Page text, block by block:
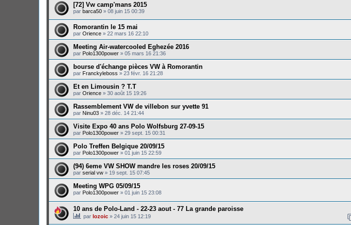
[72] Vw camp'mans 2015
par barca50 » 08 juin 15 00:39
Romorantin le 15 mai
par Orience » 22 mars 16 22:10
Meeting Air-watercooled Eghezée 2016
par Polo1300power » 05 mars 16 21:36
bourse d'échange pièces VW à Romorantin
par Franckyleboss » 23 févr. 16 21:28
Et en Limousin ? T.T
par Orience » 30 août 15 19:26
Rassemblement VW de villebon sur yvette 91
par Ninu03 » 28 déc. 14 21:44
Visite Expo 40 ans Polo Wolfsburg 27-09-15
par Polo1300power » 29 sept. 15 00:31
Polo Treffen Belgique 20/09/15
par Polo1300power » 01 juin 15 22:59
(94) 6eme VW SHOW mandre les roses 20/09/15
par serial vw » 19 sept. 15 07:45
Meeting WPG 05/09/15
par Polo1300power » 01 juin 15 23:08
10 ans de Polo-Land - 22-23 aout - 77 La grande paroisse
par lozoic » 24 juin 15 12:19